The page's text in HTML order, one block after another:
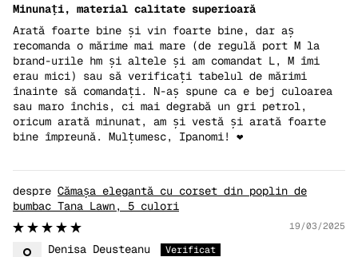
Minunați, material calitate superioară
Arată foarte bine și vin foarte bine, dar aș
recomanda o mărime mai mare (de regulă port M la
brand-urile hm și altele și am comandat L, M îmi
erau mici) sau să verificați tabelul de mărimi
înainte să comandați. N-aș spune ca e bej culoarea
sau maro închis, ci mai degrabă un gri petrol,
oricum arată minunat, am și vestă și arată foarte
bine împreună. Mulțumesc, Ipanomi! ❤️
Cămașa elegantă cu corset din poplin de
bumbac Tana Lawn, 5 culori
19/03/2025
Denisa Deusteanu